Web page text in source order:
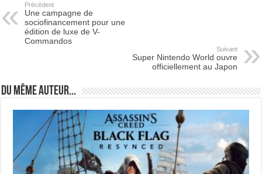
Précédent
Une campagne de
sociofinancement pour une
édition de luxe de V-
Commandos
Suivant
Super Nintendo World ouvre
officiellement au Japon
Du même auteur...